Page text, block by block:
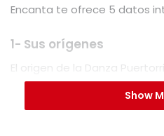
Encanta te ofrece 5 datos
1- Sus orígenes
El origen de la Danza
claramente definido, pero
coinciden en que sus
Show